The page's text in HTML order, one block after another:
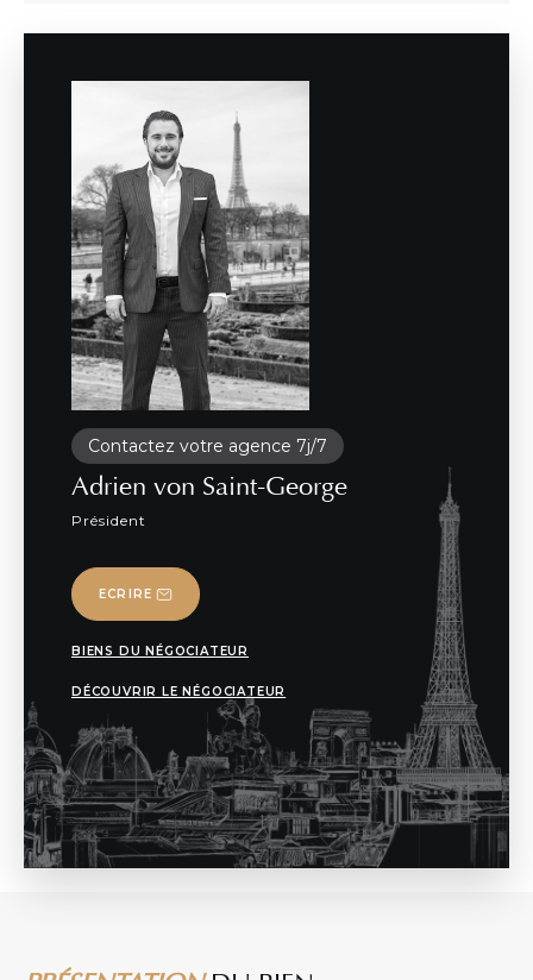
Contactez votre agence 7j/7
Adrien von Saint-George
Président
ECRIRE
BIENS DU NÉGOCIATEUR
DÉCOUVRIR LE NÉGOCIATEUR